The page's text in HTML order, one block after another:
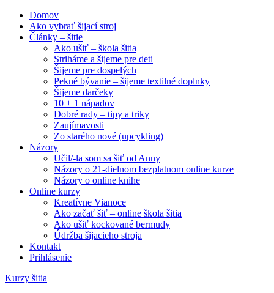
Domov
Ako vybrať šijací stroj
Články – šitie
Ako ušiť – škola šitia
Striháme a šijeme pre deti
Šijeme pre dospelých
Pekné bývanie – šijeme textilné doplnky
Šijeme darčeky
10 + 1 nápadov
Dobré rady – tipy a triky
Zaujímavosti
Zo starého nové (upcykling)
Názory
Učil/-la som sa šiť od Anny
Názory o 21-dielnom bezplatnom online kurze
Názory o online knihe
Online kurzy
Kreatívne Vianoce
Ako začať šiť – online škola šitia
Ako ušiť kockované bermudy
Údržba šijacieho stroja
Kontakt
Prihlásenie
Kurzy šitia